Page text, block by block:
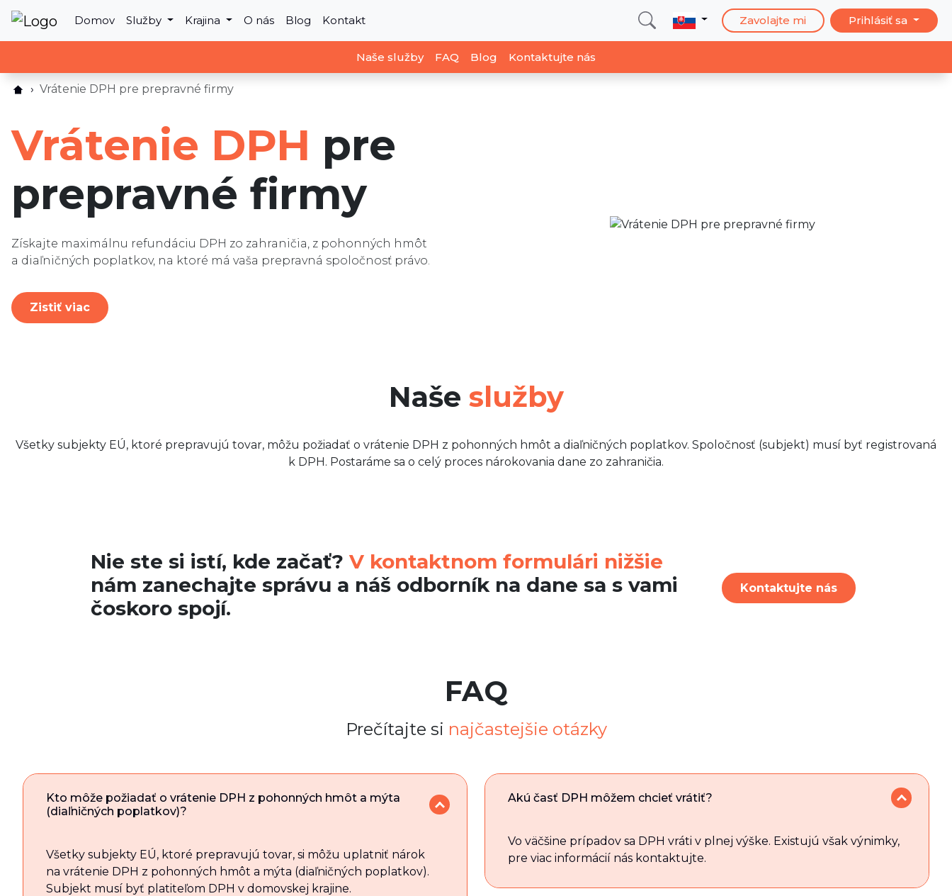
Domov Služby Krajina O nás Blog Kontakt Zavolajte mi Prihlásiť sa
Naše služby FAQ Blog Kontaktujte nás
Vrátenie DPH pre prepravné firmy
Vrátenie DPH pre
prepravné firmy
Získajte maximálnu refundáciu DPH zo zahraničia, z pohonných hmôt
a diaľničných poplatkov, na ktoré má vaša prepravná spoločnosť právo.
Zistiť viac
Naše služby
Všetky subjekty EÚ, ktoré prepravujú tovar, môžu požiadať o vrátenie DPH z pohonných hmôt a diaľničných poplatkov. Spoločnosť (subjekt) musí byť registrovaná
k DPH. Postaráme sa o celý proces nárokovania dane zo zahraničia.
Nie ste si istí, kde začať?V kontaktnom formulári nižšie
nám zanechajte správu a náš odborník na dane sa s vami
čoskoro spojí.
Kontaktujte nás
FAQ
Prečítajte si najčastejšie otázky
Kto môže požiadať o vrátenie DPH z pohonných hmôt a mýta
(diaľničných poplatkov)?
Všetky subjekty EÚ, ktoré prepravujú tovar, si môžu uplatniť nárok
na vrátenie DPH z pohonných hmôt a mýta (diaľničných poplatkov).
Subjekt musí byť platiteľom DPH v domovskej krajine.
Akú časť DPH môžem chcieť vrátiť?
Vo väčšine prípadov sa DPH vráti v plnej výške. Existujú však výnimky,
pre viac informácií nás kontaktujte.